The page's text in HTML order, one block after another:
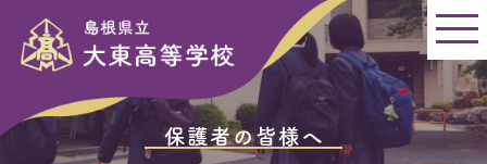
保護者の皆様へ